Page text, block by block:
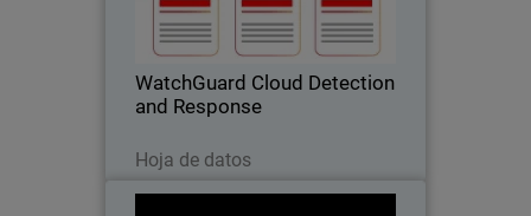
WatchGuard Cloud Detection
and Response
Hoja de datos
incidente.